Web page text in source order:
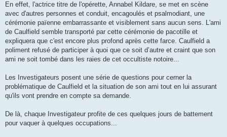
En effet, l'actrice titre de l'opérette, Annabel Kildare, se met en scène
avec d'autres personnes et conduit, encagoulés et psalmodiant, une
cérémonie païenne embarrassante et visiblement sans aucun sens. L'ami
de Caulfield semble transporté par cette cérémonie de pacotille et
expliquera que c'est encore plus profond après cette farce. Caulfield a
poliment refusé de participer à quoi que ce soit d’autre et craint que son
ami ne soit tombé dans les raies de cet occultiste notoire...
Les Investigateurs posent une série de questions pour cerner la
problématique de Caulfield et la situation de son ami tout en lui assurant
qu'ils vont prendre en compte sa demande.
De là, chaque Investigateur profite de ces quelques jours de battement
pour vaquer à quelques occupations...